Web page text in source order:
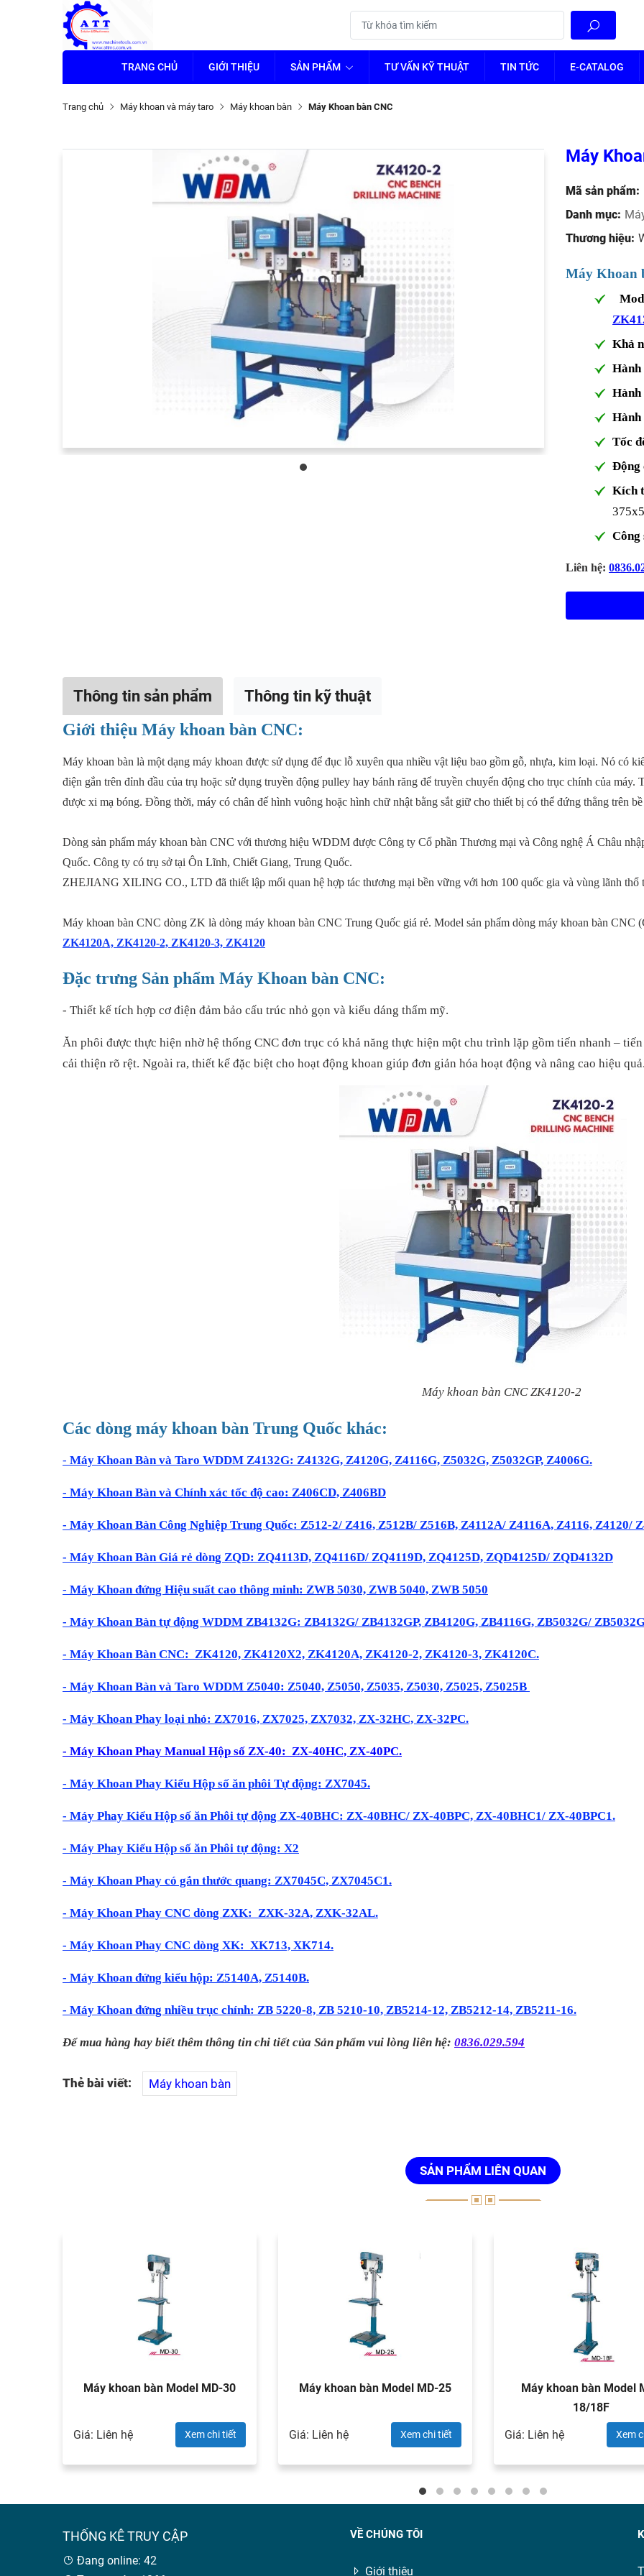
TRANG CHỦ GIỚI THIỆU SẢN PHẨM TƯ VẤN KỸ THUẬT TIN TỨC E-CATALOG
Trang chủ Máy khoan và máy taro Máy khoan bàn Máy Khoan bàn CNC
Máy
Mã sản phẩm:
Danh mục:
Thương hiệu:
Máy Khoan
Khả
Tốc
Động
Kích
Công
Liên hệ:
Thông tin sản phẩm Thông tin kỹ thuật
Giới thiệu Máy khoan bàn CNC:
Máy khoan bàn là một dạng máy khoan được sử dụng để đục lỗ xuyên qua nhiều vật liệu bao gồm gỗ, nhựa, kim loại. Nó có
điện gắn trên đỉnh đầu của trụ hoặc sử dụng truyền động pulley hay bánh răng để truyền chuyển động cho trục chính của máy.
được xi mạ bóng. Đồng thời, máy có chân đế hình vuông hoặc hình chữ nhật bằng sắt giữ cho thiết bị có thể đứng thẳng trên
Dòng sản phẩm máy khoan bàn CNC với thương hiệu WDDM được Công ty Cổ phần Thương mại và Công nghệ Á Châu
Quốc. Công ty có trụ sở tại Ôn Lĩnh, Chiết Giang, Trung Quốc.
ZHEJIANG XILING CO., LTD đã thiết lập mối quan hệ hợp tác thương mại bền vững với hơn 100 quốc gia và vùng lãnh thổ
Máy khoan bàn CNC dòng ZK là dòng máy khoan bàn CNC Trung Quốc giá rẻ. Model sản phẩm dòng máy khoan bàn
ZK4120A, ZK4120-2, ZK4120-3, ZK4120
Đặc trưng Sản phẩm Máy Khoan bàn CNC:
- Thiết kế tích hợp cơ điện đảm bảo cấu trúc nhỏ gọn và kiểu dáng thẩm mỹ.
Ăn phôi được thực hiện nhờ hệ thống CNC đơn trục có khả năng thực hiện một chu trình lặp gồm tiến nhanh –
cải thiện rõ rệt. Ngoài ra, thiết kế đặc biệt cho hoạt động khoan giúp đơn giản hóa hoạt động và nâng cao hiệu
Máy khoan bàn CNC ZK4120-2
Các dòng máy khoan bàn Trung Quốc khác:
- Máy Khoan Bàn và Taro WDDM Z4132G: Z4132G, Z4120G, Z4116G, Z5032G, Z5032GP, Z4006G.
- Máy Khoan Bàn và Chính xác tốc độ cao: Z406CD, Z406BD
- Máy Khoan Bàn Công Nghiệp Trung Quốc: Z512-2/ Z416, Z512B/ Z516B, Z4112A/ Z4116A, Z4116, Z4120/
- Máy Khoan Bàn Giá rẻ dòng ZQD: ZQ4113D, ZQ4116D/ ZQ4119D, ZQ4125D, ZQD4125D/ ZQD4132D
- Máy Khoan đứng Hiệu suất cao thông minh: ZWB 5030, ZWB 5040, ZWB 5050
- Máy Khoan Bàn tự động WDDM ZB4132G: ZB4132G/ ZB4132GP, ZB4120G, ZB4116G, ZB5032G/
- Máy Khoan Bàn CNC: ZK4120, ZK4120X2, ZK4120A, ZK4120-2, ZK4120-3, ZK4120C.
- Máy Khoan Bàn và Taro WDDM Z5040: Z5040, Z5050, Z5035, Z5030, Z5025, Z5025B
- Máy Khoan Phay loại nhỏ: ZX7016, ZX7025, ZX7032, ZX-32HC, ZX-32PC.
- Máy Khoan Phay Manual Hộp số ZX-40: ZX-40HC, ZX-40PC.
- Máy Khoan Phay Kiểu Hộp số ăn phôi Tự động: ZX7045.
- Máy Phay Kiểu Hộp số ăn Phôi tự động ZX-40BHC: ZX-40BHC/ ZX-40BPC, ZX-40BHC1/ ZX-40BPC1.
- Máy Phay Kiểu Hộp số ăn Phôi tự động: X2
- Máy Khoan Phay có gắn thước quang: ZX7045C, ZX7045C1.
- Máy Khoan Phay CNC dòng ZXK: ZXK-32A, ZXK-32AL.
- Máy Khoan Phay CNC dòng XK: XK713, XK714.
- Máy Khoan đứng kiểu hộp: Z5140A, Z5140B.
- Máy Khoan đứng nhiều trục chính: ZB 5220-8, ZB 5210-10, ZB5214-12, ZB5212-14, ZB5211-16.
Để mua hàng hay biết thêm thông tin chi tiết của Sản phẩm vui lòng liên hệ: 0836.029.594
Thẻ bài viết: Máy khoan bàn
SẢN PHẨM LIÊN QUAN
Máy khoan bàn Model MD-30
Giá: Liên hệ Xem chi tiết
Máy khoan bàn Model MD-25
Giá: Liên hệ Xem chi tiết
Máy khoan bàn Model
18/18F
Giá: Liên hệ
Xem
THỐNG KÊ TRUY CẬP
Đang online: 42
VỀ CHÚNG TÔI
Giới thiệu